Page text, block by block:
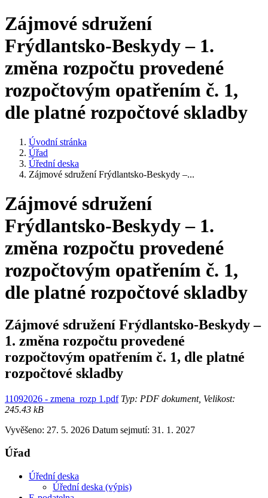
Zájmové sdružení
Frýdlantsko-Beskydy – 1.
změna rozpočtu provedené
rozpočtovým opatřením č. 1,
dle platné rozpočtové skladby
Úvodní stránka
Úřad
Úřední deska
Zájmové sdružení Frýdlantsko-Beskydy –...
Zájmové sdružení
Frýdlantsko-Beskydy – 1.
změna rozpočtu provedené
rozpočtovým opatřením č. 1,
dle platné rozpočtové skladby
Zájmové sdružení Frýdlantsko-Beskydy –
1. změna rozpočtu provedené
rozpočtovým opatřením č. 1, dle platné
rozpočtové skladby
11092026 - zmena_rozp 1.pdfTyp: PDF dokument, Velikost:
245.43 kB
Vyvěšeno: 27. 5. 2026 Datum sejmutí: 31. 1. 2027
Úřad
Úřední deska
Úřední deska (výpis)